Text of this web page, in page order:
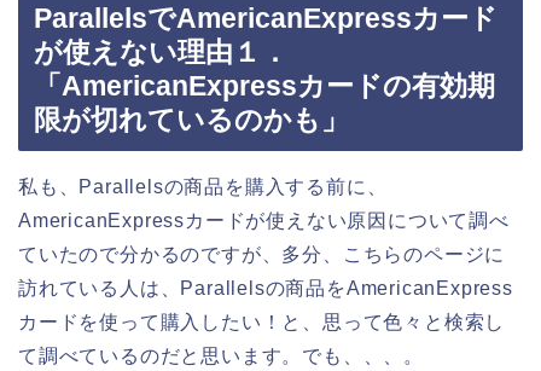
ParallelsでAmericanExpressカード
が使えない理由１．
「AmericanExpressカードの有効期
限が切れているのかも」
私も、Parallelsの商品を購入する前に、
AmericanExpressカードが使えない原因について調べ
ていたので分かるのですが、多分、こちらのページに
訪れている人は、Parallelsの商品をAmericanExpress
カードを使って購入したい！と、思って色々と検索し
て調べているのだと思います。でも、、、。